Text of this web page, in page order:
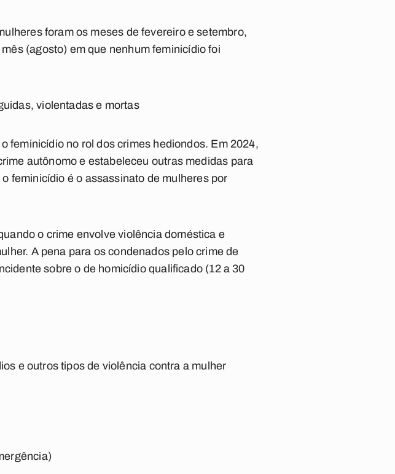
foram os meses de fevereiro e setembro,
(agosto) em que nenhum feminicídio foi
violentadas e mortas
feminicídio no rol dos crimes hediondos. Em 2024,
autônomo e estabeleceu outras medidas para
feminicídio é o assassinato de mulheres por
o crime envolve violência doméstica e
A pena para os condenados pelo crime de
sobre o de homicídio qualificado (12 a 30
e outros tipos de violência contra a mulher